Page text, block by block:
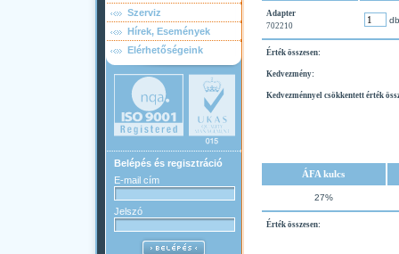
Szerviz
Hírek, Események
Elérhetőségeink
Belépés és regisztráció
E-mail cím
Jelszó
Adapter
702210
db
Érték összesen:
Kedvezmény:
Kedvezménnyel csökkentett érték
ÁFA kulcs
27%
Érték összesen: